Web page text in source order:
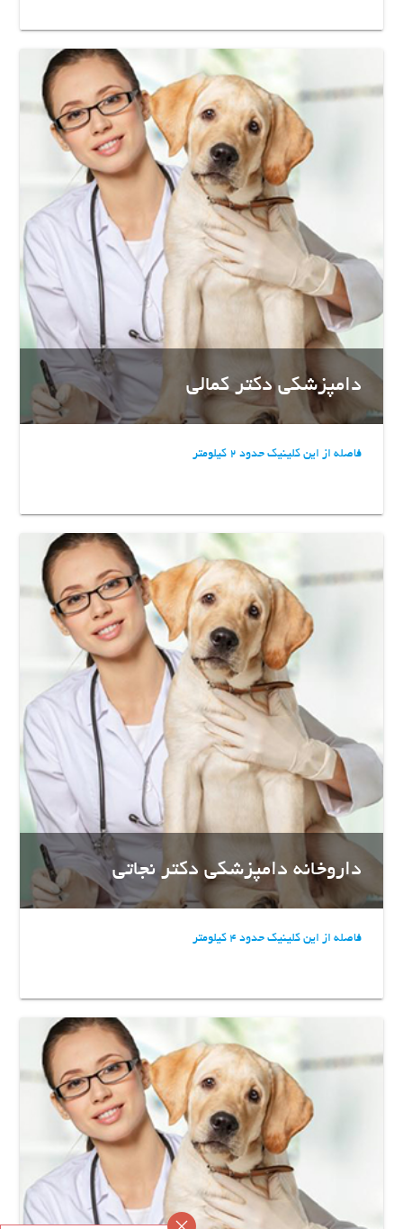
دامپزشکی دکتر کمالی
فاصله از این کلینیک حدود 2 کیلومتر
داروخانه دامپزشکی دکتر نجاتی
فاصله از این کلینیک حدود 4 کیلومتر